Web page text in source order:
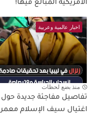
الأمريكية المبالغ فيها!
اخبار عالمية وعربية
منذ بضع لحظات
تفاصيل مفاجئة جديدة حول
اغتيال سيف الإسلام معمر